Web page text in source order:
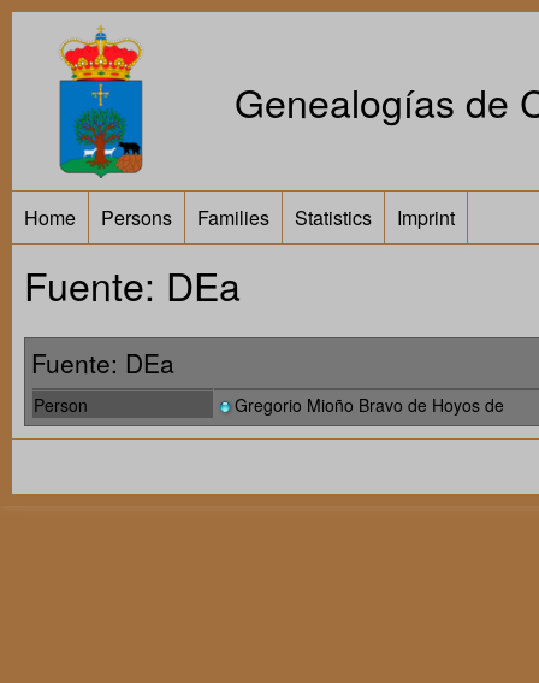
Genealogías de
Home Persons Families Statistics Imprint
Fuente: DEa
Fuente: DEa
Person Gregorio Mioño Bravo de Hoyos de